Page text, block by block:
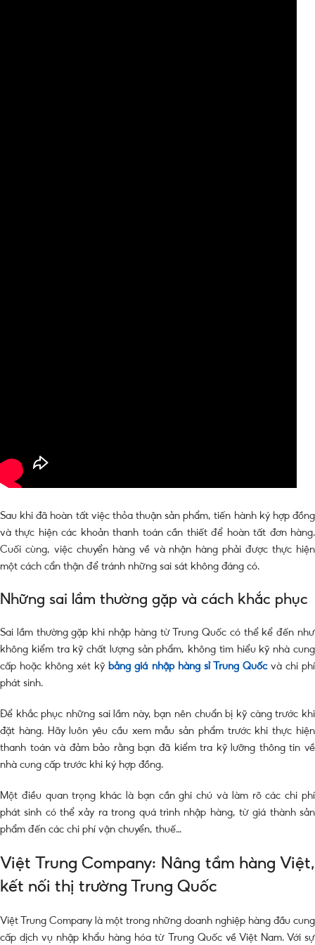
Sau khi đã hoàn tất việc thỏa thuận sản phẩm, tiến hành ký hợp đồng
và thực hiện các khoản thanh toán cần thiết để hoàn tất đơn hàng.
Cuối cùng, việc chuyển hàng về và nhận hàng phải được thực hiện
một cách cẩn thận để tránh những sai sát không đáng có.
Những sai lầm thường gặp và cách khắc phục
Sai lầm thường gặp khi nhập hàng từ Trung Quốc có thể kể đến như
không kiểm tra kỹ chất lượng sản phẩm, không tìm hiểu kỹ nhà cung
cấp hoặc không xét kỹ bảng giá nhập hàng sỉ Trung Quốcvà chi phí
phát sinh.
Để khắc phục những sai lầm này, bạn nên chuẩn bị kỹ càng trước khi
đặt hàng. Hãy luôn yêu cầu xem mẫu sản phẩm trước khi thực hiện
thanh toán và đảm bảo rằng bạn đã kiểm tra kỹ lưỡng thông tin về
nhà cung cấp trước khi ký hợp đồng.
Một điều quan trọng khác là bạn cần ghi chú và làm rõ các chi phí
phát sinh có thể xảy ra trong quá trình nhập hàng, từ giá thành sản
phẩm đến các chi phí vận chuyển, thuế…
Việt Trung Company: Nâng tầm hàng Việt,
kết nối thị trường Trung Quốc
Việt Trung Company là một trong những doanh nghiệp hàng đầu cung
cấp dịch vụ nhập khẩu hàng hóa từ Trung Quốc về Việt Nam. Với sự